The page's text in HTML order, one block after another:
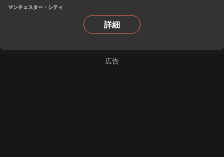
マンチェスター・シティ
詳細